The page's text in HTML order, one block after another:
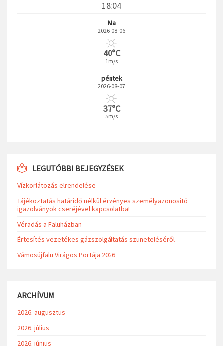
18:04
Ma
2026-08-06
40°C
1m/s
péntek
2026-08-07
37°C
5m/s
LEGUTÓBBI BEJEGYZÉSEK
Vízkorlátozás elrendelése
Tájékoztatás határidő nélkül érvényes személyazonosító
igazolványok cseréjével kapcsolatba!
Véradás a Faluházban
Értesítés vezetékes gázszolgáltatás szüneteléséről
Vámosújfalu Virágos Portája 2026
ARCHÍVUM
2026. augusztus
2026. július
2026. június